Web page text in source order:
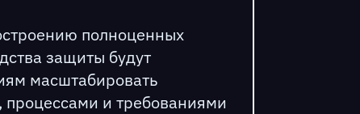
полноценных
защиты будут
масштабировать
процессами и требованиями